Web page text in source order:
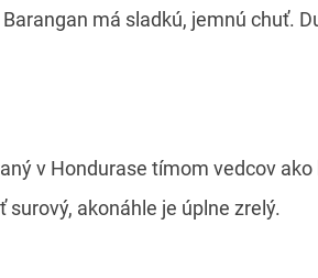
má sladkú, jemnú chuť.
v Hondurase tímom vedcov
surový, akonáhle je úplne zrelý.